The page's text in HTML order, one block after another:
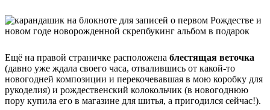
Ещё на правой страничке расположена блестящая веточка
(давно уже ждала своего часа, отвалившись от какой-то
новогодней композиции и перекочевавшая в мою коробку для
рукоделия) и рождественский колокольчик (в новогоднюю
пору купила его в магазине для шитья, а пригодился сейчас!).